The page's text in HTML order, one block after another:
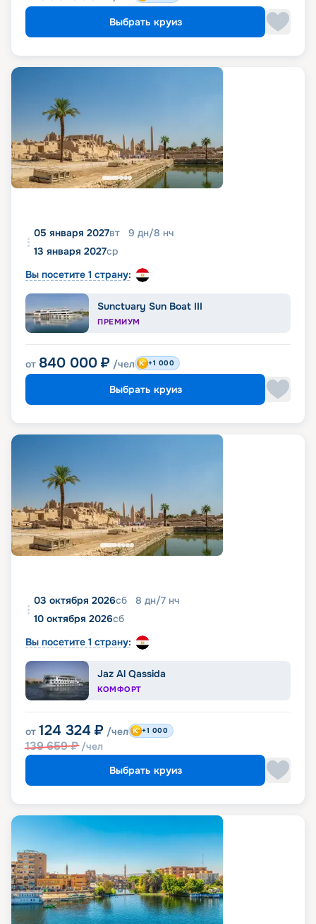
Выбрать круиз
05 января 2027вт 9 дн/8 нч
13 января 2027ср
Вы посетите 1 страну:
Sunctuary Sun Boat III
ПРЕМИУМ
от 840 000 ₽ /чел +1 000
Выбрать круиз
03 октября 2026сб 8 дн/7 нч
10 октября 2026сб
Вы посетите 1 страну:
Jaz Al Qassida
КОМФОРТ
от 124 324 ₽ /чел
139 659₽ /чел
+1 000
Выбрать круиз